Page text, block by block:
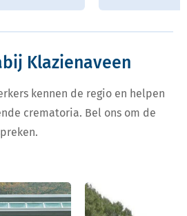
Klazienaveen
kennen de regio en helpen
crematoria. Bel ons om de